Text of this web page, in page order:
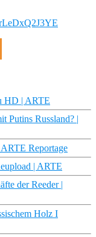
HD | ARTE
Putins Russland? |
Reportage
| ARTE
der Reeder |
Holz I